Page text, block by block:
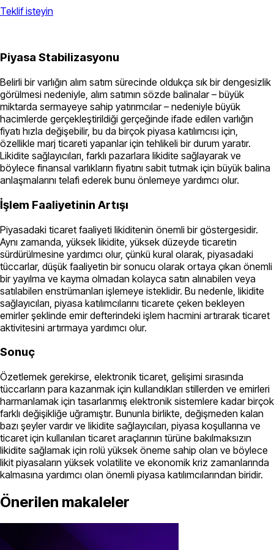
Teklif isteyin
Piyasa Stabilizasyonu
Belirli bir varlığın alım satım sürecinde oldukça sık bir dengesizlik
görülmesi nedeniyle, alım satımın sözde balinalar – büyük
miktarda sermayeye sahip yatırımcılar – nedeniyle büyük
hacimlerde gerçekleştirildiği gerçeğinde ifade edilen varlığın
fiyatı hızla değişebilir, bu da birçok piyasa katılımcısı için,
özellikle marj ticareti yapanlar için tehlikeli bir durum yaratır.
Likidite sağlayıcıları, farklı pazarlara likidite sağlayarak ve
böylece finansal varlıkların fiyatını sabit tutmak için büyük balina
anlaşmalarını telafi ederek bunu önlemeye yardımcı olur.
İşlem Faaliyetinin Artışı
Piyasadaki ticaret faaliyeti likiditenin önemli bir göstergesidir.
Aynı zamanda, yüksek likidite, yüksek düzeyde ticaretin
sürdürülmesine yardımcı olur, çünkü kural olarak, piyasadaki
tüccarlar, düşük faaliyetin bir sonucu olarak ortaya çıkan önemli
bir yayılma ve kayma olmadan kolayca satın alınabilen veya
satılabilen enstrümanları işlemeye isteklidir. Bu nedenle, likidite
sağlayıcıları, piyasa katılımcılarını ticarete çeken bekleyen
emirler şeklinde emir defterindeki işlem hacmini artırarak ticaret
aktivitesini artırmaya yardımcı olur.
Sonuç
Özetlemek gerekirse, elektronik ticaret, gelişimi sırasında
tüccarların para kazanmak için kullandıkları stillerden ve emirleri
harmanlamak için tasarlanmış elektronik sistemlere kadar birçok
farklı değişikliğe uğramıştır. Bununla birlikte, değişmeden kalan
bazı şeyler vardır ve likidite sağlayıcıları, piyasa koşullarına ve
ticaret için kullanılan ticaret araçlarının türüne bakılmaksızın
likidite sağlamak için rolü yüksek öneme sahip olan ve böylece
likit piyasaların yüksek volatilite ve ekonomik kriz zamanlarında
kalmasına yardımcı olan önemli piyasa katılımcılarından biridir.
Önerilen makaleler